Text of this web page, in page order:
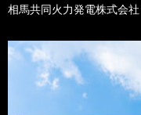
相馬共同火力発電株式会